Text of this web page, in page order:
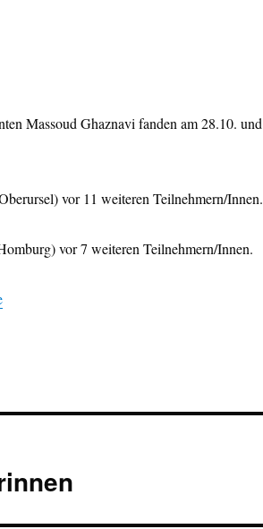
Massoud Ghaznavi fanden am 28.10. und
vor 11 weiteren Teilnehmern/Innen.
vor 7 weiteren Teilnehmern/Innen.